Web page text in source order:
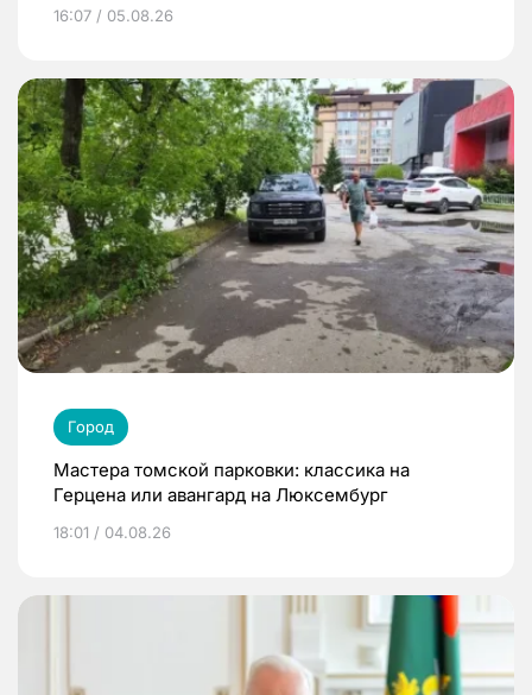
16:07 / 05.08.26
Город
Мастера томской парковки: классика на
Герцена или авангард на Люксембург
18:01 / 04.08.26